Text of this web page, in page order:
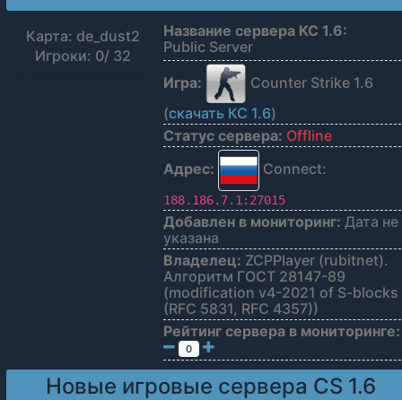
Карта: de_dust2
Игроки: 0/ 32
Название сервера КС 1.6:
Public Server
Игра:
Counter Strike 1.6
(скачать КС 1.6)
Статус сервера: Offline
Адрес:
Connect:
188.186.7.1:27015
Добавлен в мониторинг: Дата не
указана
Владелец: ZCPPlayer (rubitnet).
Алгоритм ГОСТ 28147-89
(modification v4-2021 of S-blocks
(RFC 5831, RFC 4357))
Рейтинг сервера в мониторинге:
0
Новые игровые сервера CS 1.6